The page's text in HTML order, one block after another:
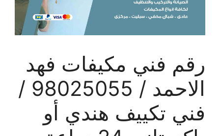
رقم فني مكيفات فهد
الاحمد / 98025055 /
فني تكييف هندي أو